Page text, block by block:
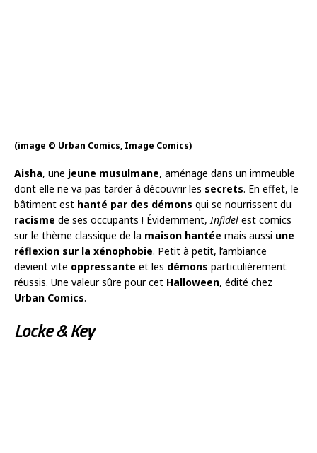
(image © Urban Comics, Image Comics)
Aisha, une jeune musulmane, aménage dans un immeuble
dont elle ne va pas tarder à découvrir les secrets. En effet, le
bâtiment est hanté par des démons qui se nourrissent du
racisme de ses occupants ! Évidemment, Infidel est comics
sur le thème classique de la maison hantée mais aussi une
réflexion sur la xénophobie. Petit à petit, l’ambiance
devient vite oppressante et les démons particulièrement
réussis. Une valeur sûre pour cet Halloween, édité chez
Urban Comics.
Locke & Key